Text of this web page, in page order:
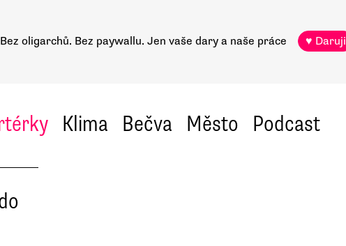
Bez oligarchů. Bez paywallu. Jen vaše dary a naše práce ♥ Daruji
Klima Bečva Město Podcast